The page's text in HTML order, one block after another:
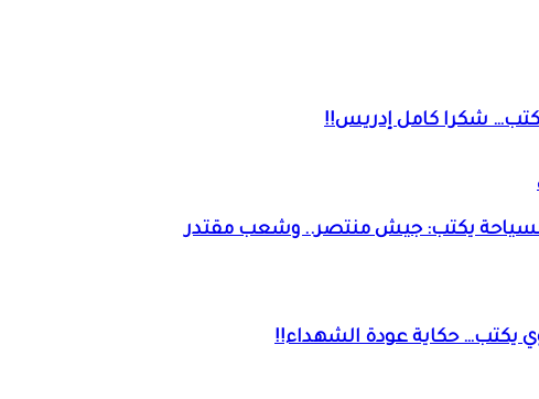
شكرا كامل إدريس!!
والسياحة يكتب: جيش منتصر.. وشعب مقتدر
يكتب… حكاية عودة الشهداء!!